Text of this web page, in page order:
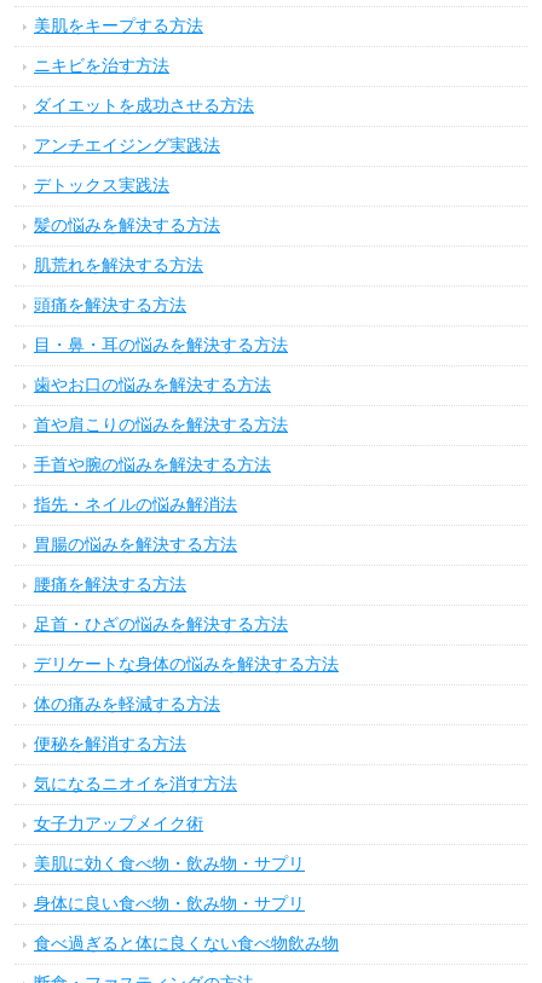
美肌をキープする方法
ニキビを治す方法
ダイエットを成功させる方法
アンチエイジング実践法
デトックス実践法
髪の悩みを解決する方法
肌荒れを解決する方法
頭痛を解決する方法
目・鼻・耳の悩みを解決する方法
歯やお口の悩みを解決する方法
首や肩こりの悩みを解決する方法
手首や腕の悩みを解決する方法
指先・ネイルの悩み解消法
胃腸の悩みを解決する方法
腰痛を解決する方法
足首・ひざの悩みを解決する方法
デリケートな身体の悩みを解決する方法
体の痛みを軽減する方法
便秘を解消する方法
気になるニオイを消す方法
女子力アップメイク術
美肌に効く食べ物・飲み物・サプリ
身体に良い食べ物・飲み物・サプリ
食べ過ぎると体に良くない食べ物飲み物